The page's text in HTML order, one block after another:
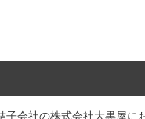
会社の株式会社大黒屋に